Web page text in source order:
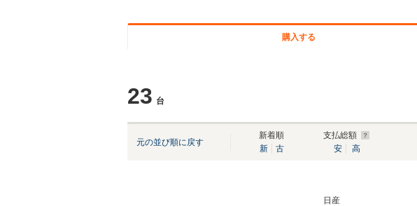
購入する
23 台
元の並び順に戻す
新着順
新
古
支払総額
安
高
日産